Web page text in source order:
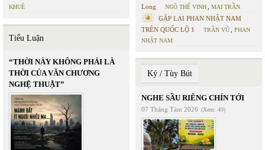
KHUÊ
Tiểu Luận
“THỜI NÀY KHÔNG PHẢI LÀ
THỜI CỦA VĂN CHƯƠNG
NGHỆ THUẬT”
Long
NGÔ THẾ VINH MAI TRẦN
GẶP LẠI PHAN NHẬT NAM
TRÊN QUỐC LỘ 1
TRẦN VŨ
PHAN
NHẬT NAM
Ký / Tùy Bút
NGHE SẦU RIÊNG CHÍN TỚI
07 Tháng Tám 2026 (Xem: 49)